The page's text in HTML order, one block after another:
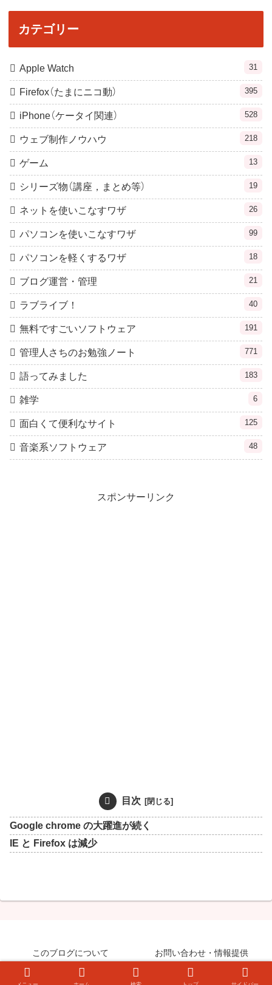
カテゴリー
Apple Watch 31
Firefox（たまにニコ動） 395
iPhone（ケータイ関連） 528
ウェブ制作ノウハウ 218
ゲーム 13
シリーズ物（講座，まとめ等） 19
ネットを使いこなすワザ 26
パソコンを使いこなすワザ 99
パソコンを軽くするワザ 18
ブログ運営・管理 21
ラブライブ！ 40
無料ですごいソフトウェア 191
管理人さちのお勉強ノート 771
語ってみました 183
雑学 6
面白くて便利なサイト 125
音楽系ソフトウェア 48
スポンサーリンク
目次
Google chrome の大躍進が続く
IE と Firefox は減少
このブログについて お問い合わせ・情報提供
© 2008-2026 知らなきゃ絶対損するPCマル秘ワザ.